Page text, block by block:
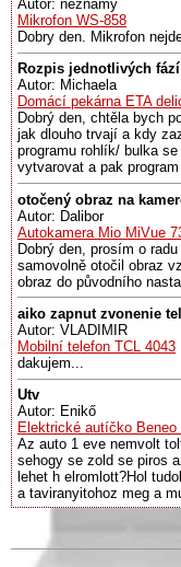
Autor: neznámý
Mikrofon WS-858
Dobry den. Mikrofon
Rozpis jednotlivých
Autor: Michaela
Domácí pekárna ETA
Dobrý den, chtěla bych
jak dlouho trvají a kdy
programu rohlík/ bulka
vytvarovat a pak
otočený obraz na
Autor: Dalibor
Autokamera Mio MiVue
Dobrý den, prosím o
samovolně otočil obraz
obraz do původního
aiko zapnut zvonenie
Autor: VLADIMIR
Mobilní telefon TCL 4043
dakujem...
Utv
Autor: Enikő
Elektrické autíčko
Az auto 1 eve nemvolt
sehogy se zold se piros
lehet h elromlott?Hol
a taviranyitohoz meg a